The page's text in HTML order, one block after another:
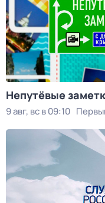
Непутёвые
9 авг, вс в 09:10